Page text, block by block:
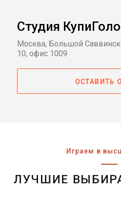
Студия
Москва, Большой
10, офис 1009
ОСТАВИТЬ
Играем в
ЛУЧШИЕ